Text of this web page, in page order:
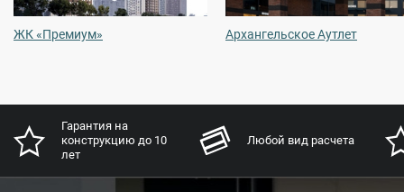
Архангельское Аутлет Dreams by Alena Akhmadullina
Любой вид расчета
обслуживание до 3-х